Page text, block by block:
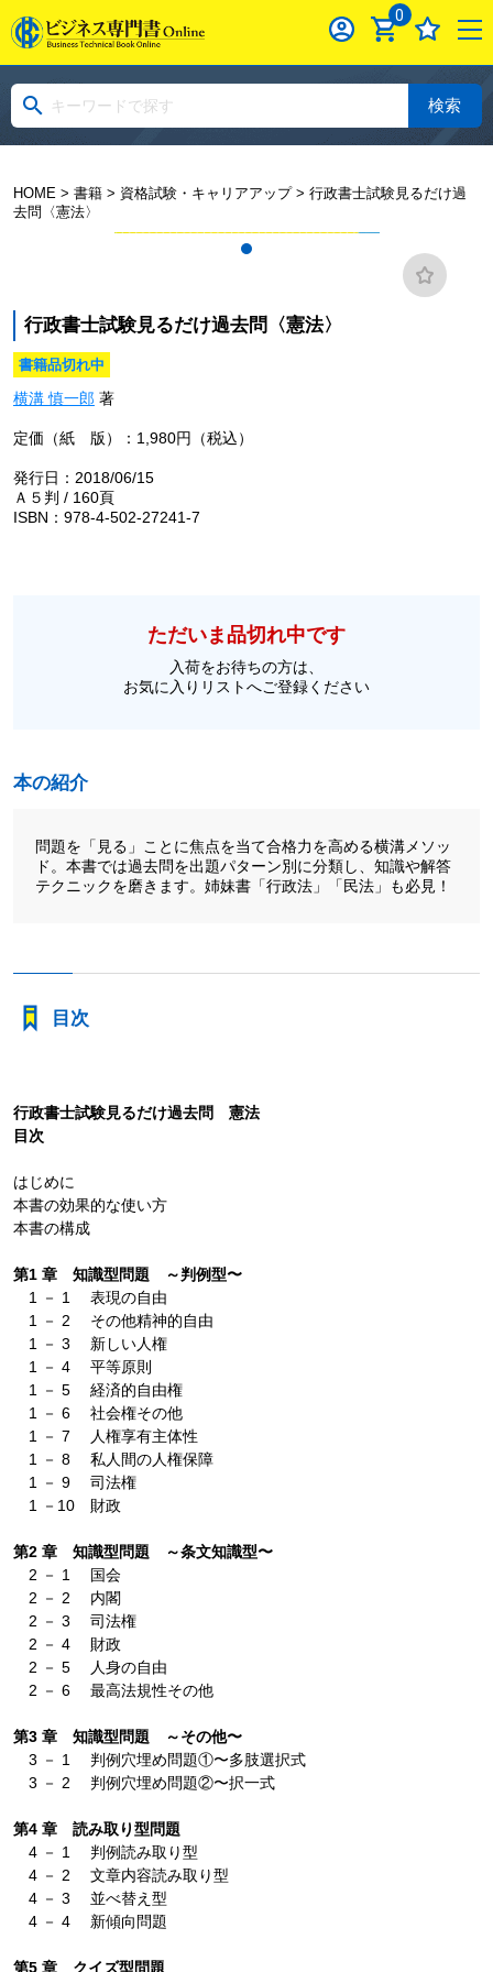
0
検索
HOME> 書籍> 資格試験・キャリアアップ> 行政書士試験見るだけ過
去問〈憲法〉
行政書士試験見るだけ過去問〈憲法〉
書籍品切れ中
横溝 慎一郎 著
定価（紙 版）：1,980円（税込）
発行日：2018/06/15
Ａ５判 / 160頁
ISBN：978-4-502-27241-7
ただいま品切れ中です
入荷をお待ちの方は、
お気に入りリストへご登録ください
本の紹介
問題を「見る」ことに焦点を当て合格力を高める横溝メソッ
ド。本書では過去問を出題パターン別に分類し、知識や解答
テクニックを磨きます。姉妹書「行政法」「民法」も必見！
目次
行政書士試験見るだけ過去問 憲法
目次
はじめに
本書の効果的な使い方
本書の構成
第1 章 知識型問題 ～判例型〜
1 － 1 表現の自由
1 － 2 その他精神的自由
1 － 3 新しい人権
1 － 4 平等原則
1 － 5 経済的自由権
1 － 6 社会権その他
1 － 7 人権享有主体性
1 － 8 私人間の人権保障
1 － 9 司法権
1 －10 財政
第2 章 知識型問題 ～条文知識型〜
2 － 1 国会
2 － 2 内閣
2 － 3 司法権
2 － 4 財政
2 － 5 人身の自由
2 － 6 最高法規性その他
第3 章 知識型問題 ～その他〜
3 － 1 判例穴埋め問題①〜多肢選択式
3 － 2 判例穴埋め問題②〜択一式
第4 章 読み取り型問題
4 － 1 判例読み取り型
4 － 2 文章内容読み取り型
4 － 3 並べ替え型
4 － 4 新傾向問題
第5 章 クイズ型問題